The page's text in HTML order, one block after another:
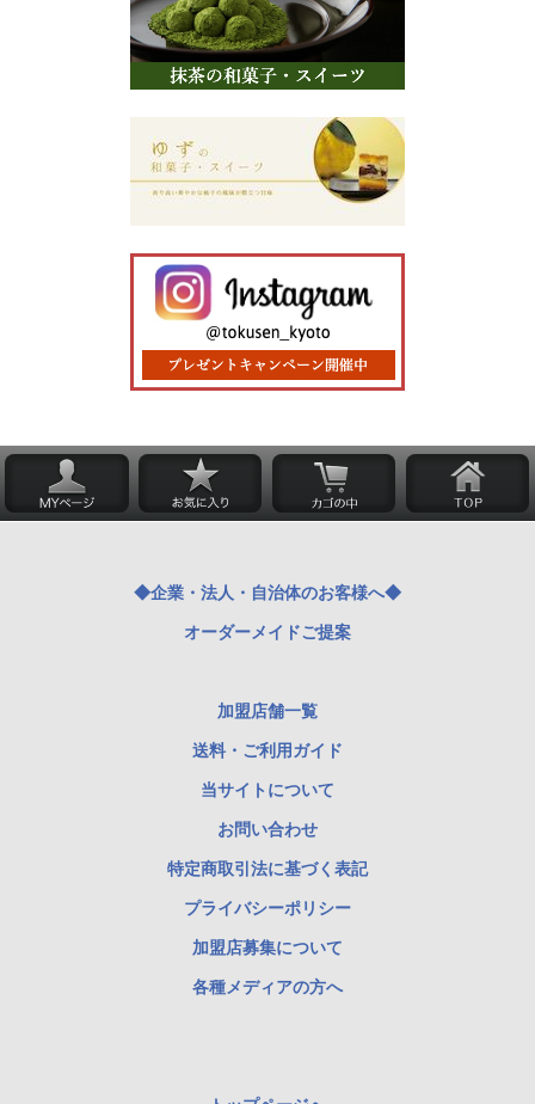
◆企業・法人・自治体のお客様へ◆
オーダーメイドご提案
加盟店舗一覧
送料・ご利用ガイド
当サイトについて
お問い合わせ
特定商取引法に基づく表記
プライバシーポリシー
加盟店募集について
各種メディアの方へ